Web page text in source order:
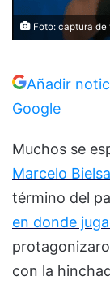
Foto: captura de
Añadir
Google
Muchos se
Marcelo
término del
en donde
con la